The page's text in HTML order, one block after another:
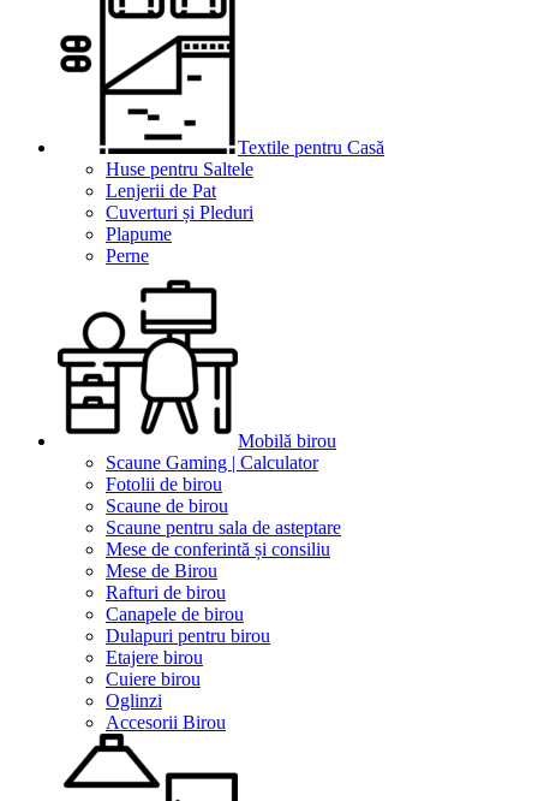
Textile pentru Casă
Huse pentru Saltele
Lenjerii de Pat
Cuverturi și Pleduri
Plapume
Perne
Mobilă birou
Scaune Gaming | Calculator
Fotolii de birou
Scaune de birou
Scaune pentru sala de asteptare
Mese de conferintă și consiliu
Mese de Birou
Rafturi de birou
Canapele de birou
Dulapuri pentru birou
Etajere birou
Cuiere birou
Oglinzi
Accesorii Birou